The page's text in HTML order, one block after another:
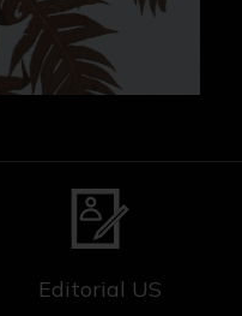
Editorial US